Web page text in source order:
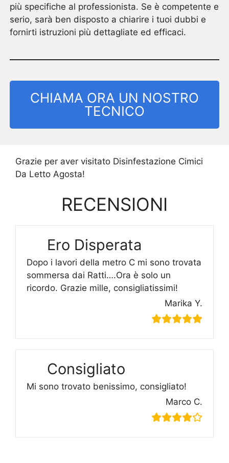
più specifiche al professionista. Se è competente e
serio, sarà ben disposto a chiarire i tuoi dubbi e
fornirti istruzioni più dettagliate ed efficaci.
CHIAMA ORA UN NOSTRO
TECNICO
Grazie per aver visitato Disinfestazione Cimici
Da Letto Agosta!
RECENSIONI
Ero Disperata
Dopo i lavori della metro C mi sono trovata
sommersa dai Ratti….Ora è solo un
ricordo. Grazie mille, consigliatissimi!
Marika Y.
Consigliato
Mi sono trovato benissimo, consigliato!
Marco C.